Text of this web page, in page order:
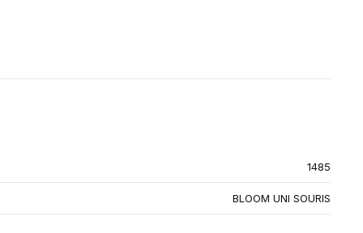
1485
BLOOM UNI SOURIS